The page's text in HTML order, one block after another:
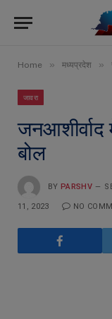
Home » मध्यप्रदेश »
जावरा
जनआशीर्वाद
बोल
BY PARSHV
11, 2023 NO